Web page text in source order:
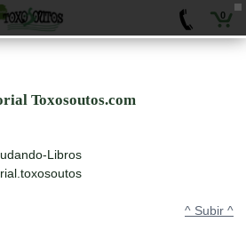
0
Toxosoutos.com
Libros
^ Subir ^